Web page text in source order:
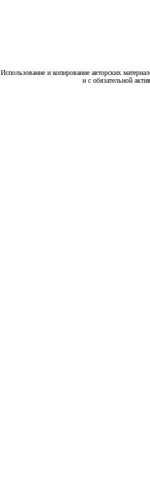
Использование и копирование авторских
и с обязательной